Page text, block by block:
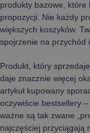
produkty bazowe, które
propozycji. Nie każdy
większych koszyków.
spojrzenie na przychód
Produkt, który
daje znacznie więcej
artykuł kupowany
oczywiście bestsellery
ważne są tak zwane
najczęściej przyciągają